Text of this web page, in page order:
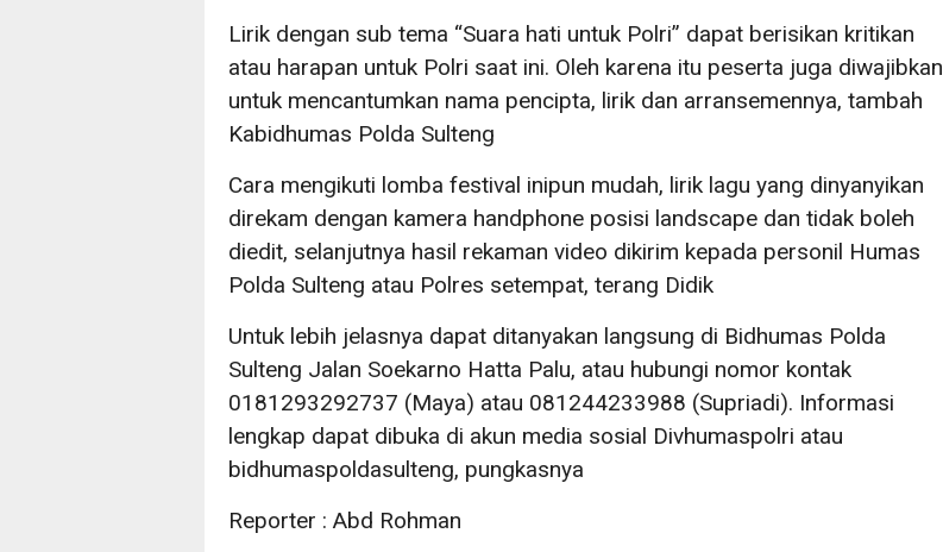
Lirik dengan sub tema “Suara hati untuk Polri” dapat berisikan kritikan
atau harapan untuk Polri saat ini. Oleh karena itu peserta juga diwajibkan
untuk mencantumkan nama pencipta, lirik dan arransemennya, tambah
Kabidhumas Polda Sulteng
Cara mengikuti lomba festival inipun mudah, lirik lagu yang dinyanyikan
direkam dengan kamera handphone posisi landscape dan tidak boleh
diedit, selanjutnya hasil rekaman video dikirim kepada personil Humas
Polda Sulteng atau Polres setempat, terang Didik
Untuk lebih jelasnya dapat ditanyakan langsung di Bidhumas Polda
Sulteng Jalan Soekarno Hatta Palu, atau hubungi nomor kontak
0181293292737 (Maya) atau 081244233988 (Supriadi). Informasi
lengkap dapat dibuka di akun media sosial Divhumaspolri atau
bidhumaspoldasulteng, pungkasnya
Reporter : Abd Rohman